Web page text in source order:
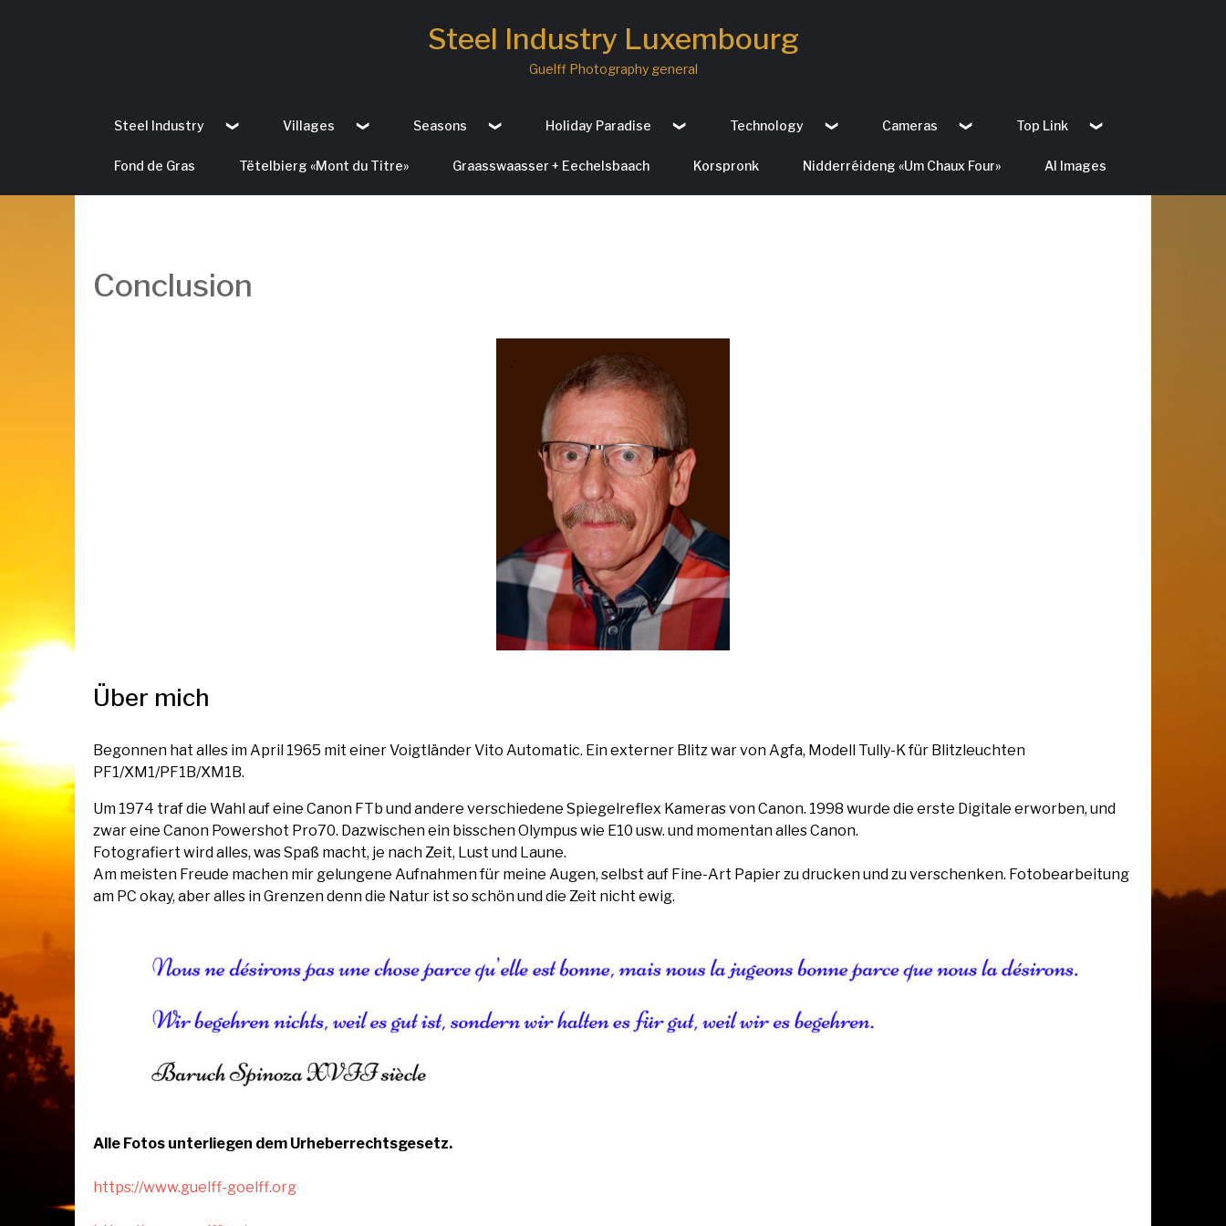
Steel Industry Luxembourg
Guelff Photography general
Steel Industry Villages Seasons Holiday Paradise Technology Cameras Top Link
Fond de Gras Tëtelbierg «Mont du Titre» Graasswaasser + Eechelsbaach Korspronk Nidderréideng «Um Chaux Four» AI Images
Conclusion
Über mich
Begonnen hat alles im April 1965 mit einer Voigtländer Vito Automatic. Ein externer Blitz war von Agfa, Modell Tully-K für Blitzleuchten
PF1/XM1/PF1B/XM1B.
Um 1974 traf die Wahl auf eine Canon FTb und andere verschiedene Spiegelreflex Kameras von Canon. 1998 wurde die erste Digitale erworben, und
zwar eine Canon Powershot Pro70. Dazwischen ein bisschen Olympus wie E10 usw. und momentan alles Canon.
Fotografiert wird alles, was Spaß macht, je nach Zeit, Lust und Laune.
Am meisten Freude machen mir gelungene Aufnahmen für meine Augen, selbst auf Fine-Art Papier zu drucken und zu verschenken. Fotobearbeitung
am PC okay, aber alles in Grenzen denn die Natur ist so schön und die Zeit nicht ewig.
Alle Fotos unterliegen dem Urheberrechtsgesetz.
https://www.guelff-goelff.org